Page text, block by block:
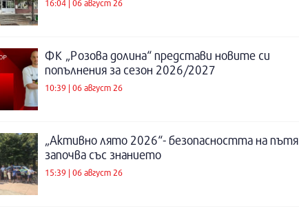
16:04 | 06 август 26
ФК „Розова долина“ представи новите си
попълнения за сезон 2026/2027
10:39 | 06 август 26
„Активно лято 2026“- безопасността на пътя
започва със знанието
15:39 | 06 август 26